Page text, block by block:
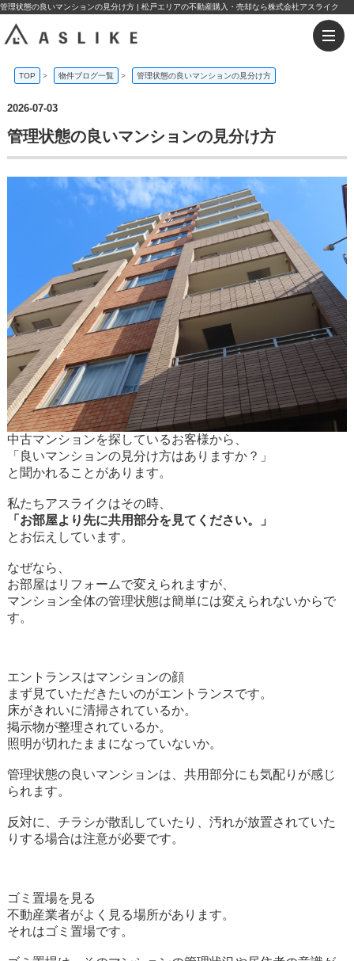
管理状態の良いマンションの見分け方 | 松戸エリアの不動産購入・売却なら株式会社アスライク
TOP > 物件ブログ一覧 > 管理状態の良いマンションの見分け方
2026-07-03
管理状態の良いマンションの見分け方
中古マンションを探しているお客様から、
「良いマンションの見分け方はありますか？」
と聞かれることがあります。
私たちアスライクはその時、
「お部屋より先に共用部分を見てください。」
とお伝えしています。
なぜなら、
お部屋はリフォームで変えられますが、
マンション全体の管理状態は簡単には変えられないからで
す。
エントランスはマンションの顔
まず見ていただきたいのがエントランスです。
床がきれいに清掃されているか。
掲示物が整理されているか。
照明が切れたままになっていないか。
管理状態の良いマンションは、共用部分にも気配りが感じ
られます。
反対に、チラシが散乱していたり、汚れが放置されていた
りする場合は注意が必要です。
ゴミ置場を見る
不動産業者がよく見る場所があります。
それはゴミ置場です。